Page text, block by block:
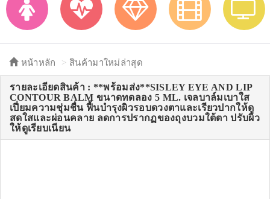
หน้าหลัก สินค้ามาใหม่ล่าสุด
รายละเอียดสินค้า : **พร้อมส่ง**SISLEY EYE AND LIP
CONTOUR BALM ขนาดทดลอง 5 ML. เจลบาล์มเบาใส
เปี่ยมความชุ่มชื่น ฟื้นบำรุงผิวรอบดวงตาและเรียวปากให้ดู
สดใสและผ่อนคลาย ลดการปรากฏของถุงบวมใต้ตา ปรับผิว
ให้ดูเรียบเนียน